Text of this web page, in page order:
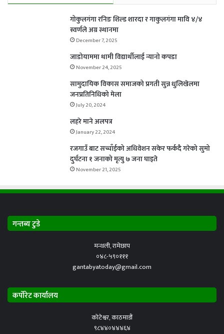
गोकुलगंगा रनिङ शिल्ड शारदा र गाकुलगंगा मावि ४/४
स्वर्णले अग्र स्थानमा
December 7, 2025
जाडोयाममा थामी विद्यार्थीलाई न्यानो कपडा
November 24, 2025
सामुदायिक विकास समाजको प्रगती सुन्न धुलिखेलमा
जनप्रतिनिधिको मेला
July 20, 2024
लहरे माने अलपत्र
January 22, 2024
रजगाउँ बाट सच्चाँईको अधिवेशन सकेर फर्कदै गरेको सुमो
दुर्घटना १ जनाको मृत्यु ७ जना घाइते
November 21, 2025
गन्तब्य टुडे
मन्थली, रामेछाप
०४८-५९०१११
gantabyatoday@gmail.com
कर्पोरेट कार्यालय
कोटेश्वर, काठमाडौं
९८४४०४४४६४